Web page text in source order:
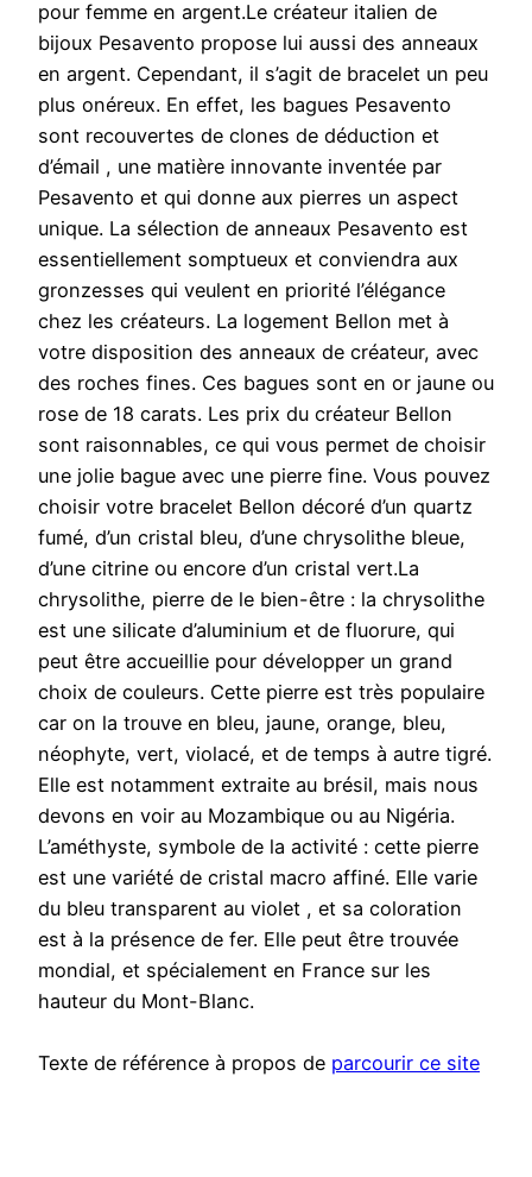
pour femme en argent.Le créateur italien de
bijoux Pesavento propose lui aussi des anneaux
en argent. Cependant, il s’agit de bracelet un peu
plus onéreux. En effet, les bagues Pesavento
sont recouvertes de clones de déduction et
d’émail , une matière innovante inventée par
Pesavento et qui donne aux pierres un aspect
unique. La sélection de anneaux Pesavento est
essentiellement somptueux et conviendra aux
gronzesses qui veulent en priorité l’élégance
chez les créateurs. La logement Bellon met à
votre disposition des anneaux de créateur, avec
des roches fines. Ces bagues sont en or jaune ou
rose de 18 carats. Les prix du créateur Bellon
sont raisonnables, ce qui vous permet de choisir
une jolie bague avec une pierre fine. Vous pouvez
choisir votre bracelet Bellon décoré d’un quartz
fumé, d’un cristal bleu, d’une chrysolithe bleue,
d’une citrine ou encore d’un cristal vert.La
chrysolithe, pierre de le bien-être : la chrysolithe
est une silicate d’aluminium et de fluorure, qui
peut être accueillie pour développer un grand
choix de couleurs. Cette pierre est très populaire
car on la trouve en bleu, jaune, orange, bleu,
néophyte, vert, violacé, et de temps à autre tigré.
Elle est notamment extraite au brésil, mais nous
devons en voir au Mozambique ou au Nigéria.
L’améthyste, symbole de la activité : cette pierre
est une variété de cristal macro affiné. Elle varie
du bleu transparent au violet , et sa coloration
est à la présence de fer. Elle peut être trouvée
mondial, et spécialement en France sur les
hauteur du Mont-Blanc.
Texte de référence à propos de parcourir ce site